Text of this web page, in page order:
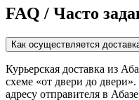
FAQ / Часто
Как осуществляется
Курьерская доставка из
схеме «от двери до
адресу отправителя в